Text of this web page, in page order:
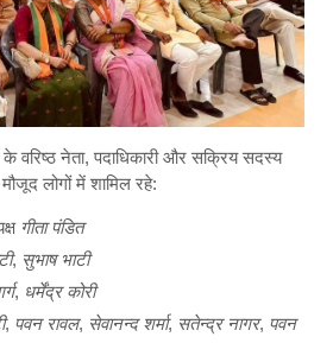
के वरिष्ठ नेता, पदाधिकारी और सक्रिय सदस्य
लोगों में शामिल रहे:
गीता पंडित
, सुभाष भाटी
, धर्मेंद्र कोरी
, पवन रावल, सेवानन्द शर्मा, सतेन्द्र नागर, पवन